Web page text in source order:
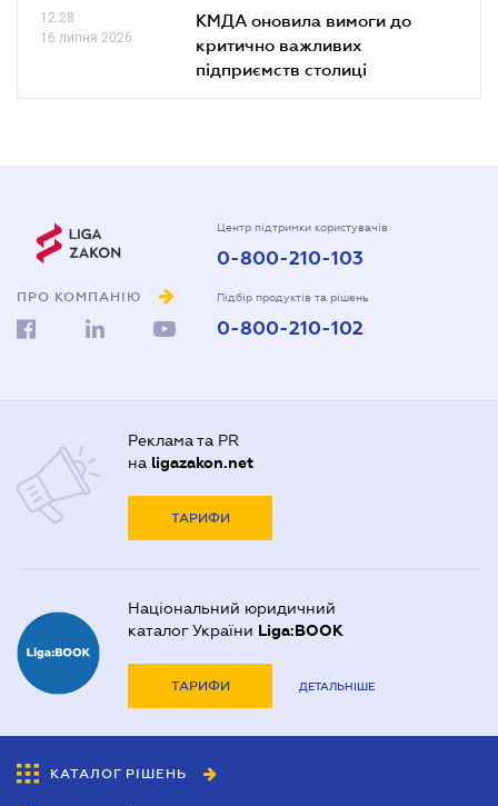
12.28
16 липня 2026
КМДА оновила вимоги до
критично важливих
підприємств столиці
ПРО КОМПАНІЮ
Центр підтримки користувачів
0-800-210-103
Підбір продуктів та рішень
0-800-210-102
Реклама та PR
на ligazakon.net
ТАРИФИ
Національний юридичний
каталог України Liga:BOOK
ТАРИФИ ДЕТАЛЬНІШЕ
КАТАЛОГ РІШЕНЬ